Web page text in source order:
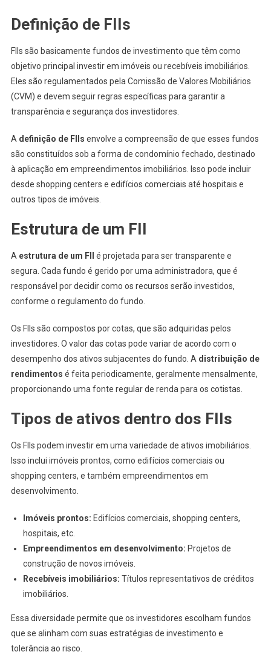
Definição de FIIs
FIIs são basicamente fundos de investimento que têm como
objetivo principal investir em imóveis ou recebíveis imobiliários.
Eles são regulamentados pela Comissão de Valores Mobiliários
(CVM) e devem seguir regras específicas para garantir a
transparência e segurança dos investidores.
A definição de FIIs envolve a compreensão de que esses fundos
são constituídos sob a forma de condomínio fechado, destinado
à aplicação em empreendimentos imobiliários. Isso pode incluir
desde shopping centers e edifícios comerciais até hospitais e
outros tipos de imóveis.
Estrutura de um FII
A estrutura de um FII
é projetada para ser transparente e
segura. Cada fundo é gerido por uma administradora, que é
responsável por decidir como os recursos serão investidos,
conforme o regulamento do fundo.
Os FIIs são compostos por cotas, que são adquiridas pelos
investidores. O valor das cotas pode variar de acordo com o
desempenho dos ativos subjacentes do fundo. A distribuição de
rendimentos é feita periodicamente, geralmente mensalmente,
proporcionando uma fonte regular de renda para os cotistas.
Tipos de ativos dentro dos FIIs
Os FIIs podem investir em uma variedade de ativos imobiliários.
Isso inclui imóveis prontos, como edifícios comerciais ou
shopping centers, e também empreendimentos em
desenvolvimento.
Imóveis prontos: Edifícios comerciais, shopping centers,
hospitais, etc.
Empreendimentos em desenvolvimento: Projetos de
construção de novos imóveis.
Recebíveis imobiliários: Títulos representativos de créditos
imobiliários.
Essa diversidade permite que os investidores escolham fundos
que se alinham com suas estratégias de investimento e
tolerância ao risco.